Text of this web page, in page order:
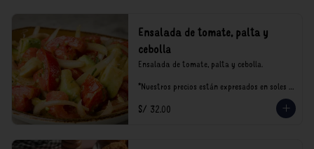
Ensalada de tomate, palta y
cebolla
Ensalada de tomate, palta y cebolla.
*Nuestros precios están expresados en soles e
consumo.
S/ 32.00